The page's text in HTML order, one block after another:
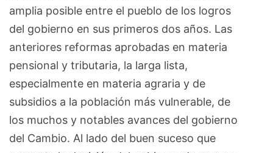
amplia posible entre el pueblo de los logros
del gobierno en sus primeros dos años. Las
anteriores reformas aprobadas en materia
pensional y tributaria, la larga lista,
especialmente en materia agraria y de
subsidios a la población más vulnerable, de
los muchos y notables avances del gobierno
del Cambio. Al lado del buen suceso que